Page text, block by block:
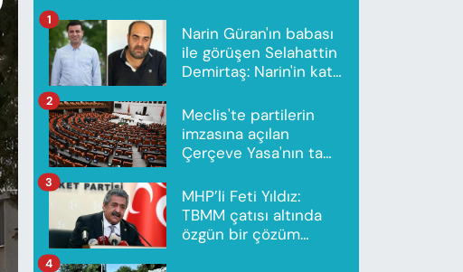
Narin Güran'ın babası
ile görüşen Selahattin
Demirtaş: Narin'in katili
1
Meclis'te partilerin
imzasına açılan
Çerçeve Yasa'nın tam
2
MHP’li Feti Yıldız:
TBMM çatısı altında
özgün bir çözüm
3
4